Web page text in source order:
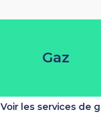
Gaz
Voir les services de